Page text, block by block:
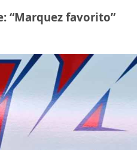
“Marquez favorito”